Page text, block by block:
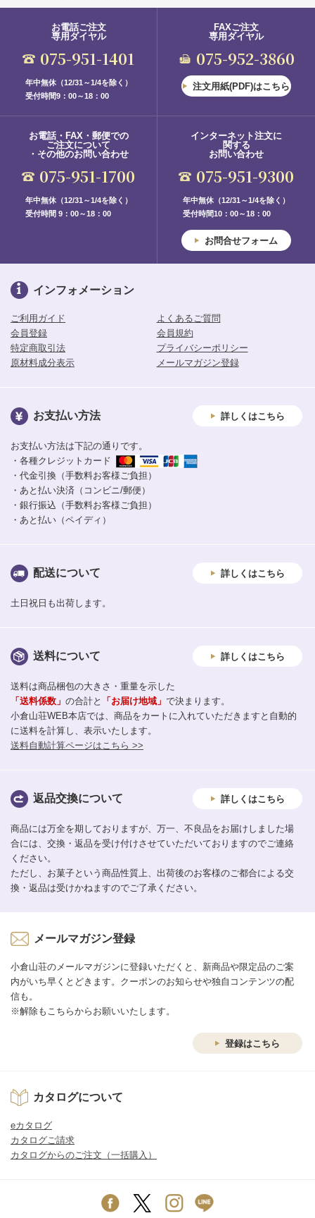
お電話ご注文
専用ダイヤル
075-951-1401
年中無休（12/31～1/4を除く）
受付時間9：00～18：00
FAXご注文
専用ダイヤル
075-952-3860
注文用紙(PDF)はこちら
お電話・FAX・郵便での
ご注文について
・その他のお問い合わせ
075-951-1700
年中無休（12/31～1/4を除く）
受付時間 9：00～18：00
インターネット注文に
関する
お問い合わせ
075-951-9300
年中無休（12/31～1/4を除く）
受付時間10：00～18：00
お問合せフォーム
インフォメーション
ご利用ガイド
よくあるご質問
会員登録
会員規約
特定商取引法
プライバシーポリシー
原材料成分表示
メールマガジン登録
お支払い方法 詳しくはこちら
お支払い方法は下記の通りです。
・各種クレジットカード
・代金引換（手数料お客様ご負担）
・あと払い決済（コンビニ/郵便）
・銀行振込（手数料お客様ご負担）
・あと払い（ペイディ）
配送について 詳しくはこちら
土日祝日も出荷します。
送料について 詳しくはこちら
送料は商品梱包の大きさ・重量を示した
「送料係数」 の合計と 「お届け地域」 で決まります。
小倉山荘WEB本店では、商品をカートに入れていただきますと自動的
に送料を計算し、表示いたします。
送料自動計算ページはこちら >>
返品交換について 詳しくはこちら
商品には万全を期しておりますが、万一、不良品をお届けしました場
合には、交換・返品を受け付けさせていただいておりますのでご連絡
ください。
ただし、お菓子という商品性質上、出荷後のお客様のご都合による交
換・返品は受けかねますのでご了承ください。
メールマガジン登録
小倉山荘のメールマガジンに登録いただくと、新商品や限定品のご案
内がいち早くとどきます。クーポンのお知らせや独自コンテンツの配
信も。
※解除もこちらからお願いいたします。
登録はこちら
カタログについて
eカタログ
カタログご請求
カタログからのご注文（一括購入）